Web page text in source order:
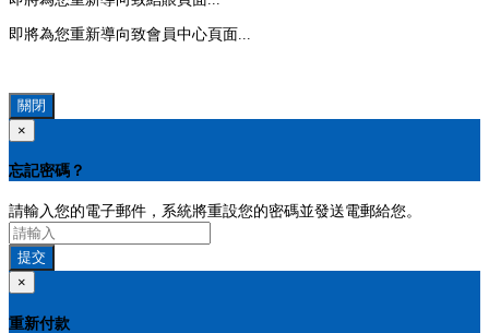
即將為您重新導向致會員中心頁面...
關閉
×
忘記密碼？
請輸入您的電子郵件，系統將重設您的密碼並發送電郵給您。
提交
×
重新付款